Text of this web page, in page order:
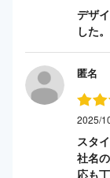
デザ
した。
匿名
2025/
スタ
社名
応も